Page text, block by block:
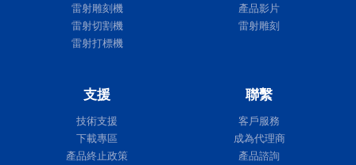
雷射雕刻機
雷射切割機
雷射打標機
產品影片
雷射雕刻
支援
技術支援
下載專區
產品終止政策
聯繫
客戶服務
成為代理商
產品諮詢